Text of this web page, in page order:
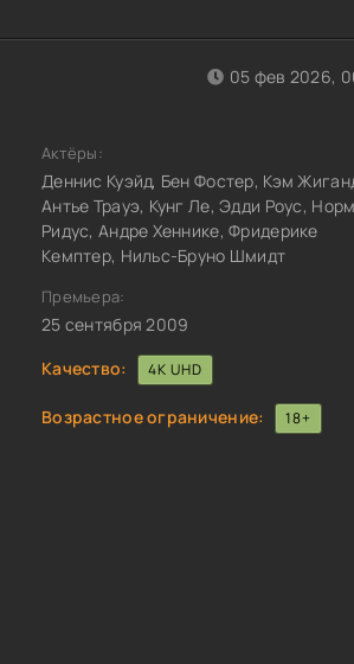
05 фев 2026,
Актёры:
Деннис Куэйд, Бен Фостер, Кэм
Антье Трауэ, Кунг Ле, Эдди Роус,
Ридус, Андре Хеннике, Фридерике
Кемптер, Нильс-Бруно Шмидт
Премьера:
25 сентября 2009
Качество:
4K UHD
Возрастное ограничение: 18+